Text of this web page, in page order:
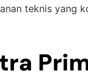
teknis yang